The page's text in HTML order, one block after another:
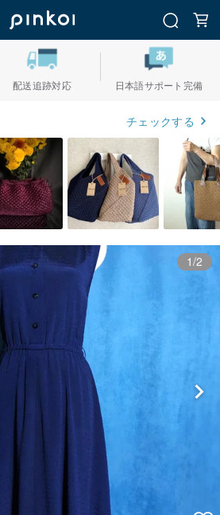
配送追跡対応 日本語サポート完備
チェックする
1/2